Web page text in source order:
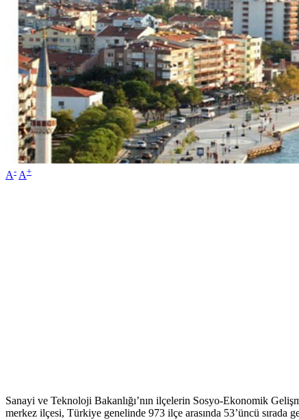
A- A+
Sanayi ve Teknoloji Bakanlığı’nın ilçelerin Sosyo-Ekonomik
merkez ilçesi, Türkiye genelinde 973 ilçe arasında 53’üncü sırada